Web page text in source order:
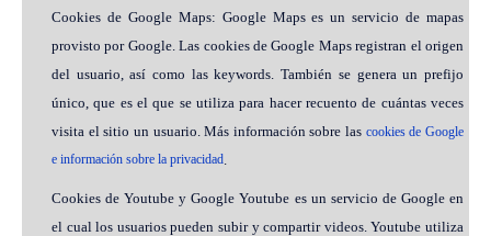
Cookies de Google Maps: Google Maps es un servicio de mapas
provisto por Google. Las cookies de Google Maps registran el origen
del usuario, así como las keywords. También se genera un prefijo
único, que es el que se utiliza para hacer recuento de cuántas veces
visita el sitio un usuario. Más información sobre las cookies de Google
e información sobre la privacidad.
Cookies de Youtube y Google Youtube es un servicio de Google en
el cual los usuarios pueden subir y compartir videos. Youtube utiliza